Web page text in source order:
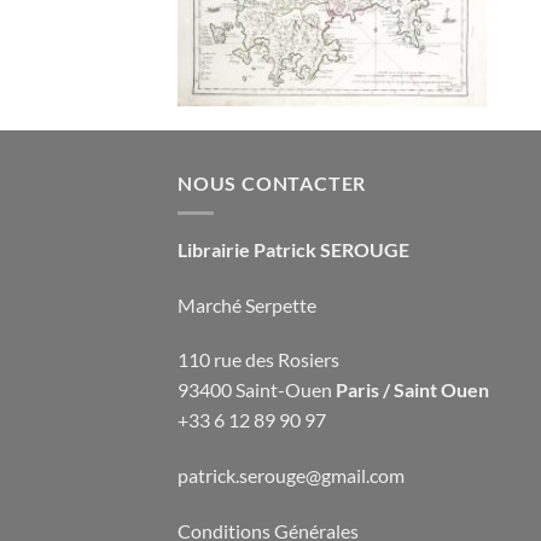
NOUS CONTACTER
Librairie Patrick SEROUGE
Marché Serpette
110 rue des Rosiers
93400 Saint-Ouen Paris / Saint Ouen
+33 6 12 89 90 97
patrick.serouge@gmail.com
Conditions Générales